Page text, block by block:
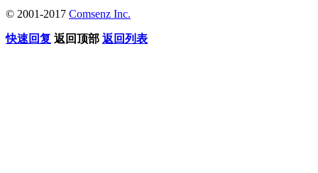
© 2001-2017 Comsenz Inc.
快速回复 返回顶部 返回列表